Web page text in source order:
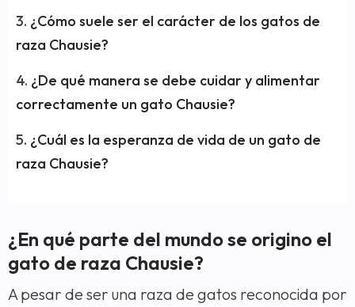
¿Cómo suele ser el carácter de los gatos de
raza Chausie?
¿De qué manera se debe cuidar y alimentar
correctamente un gato Chausie?
¿Cuál es la esperanza de vida de un gato de
raza Chausie?
¿En qué parte del mundo se origino el
gato de raza Chausie?
A pesar de ser una raza de gatos reconocida por